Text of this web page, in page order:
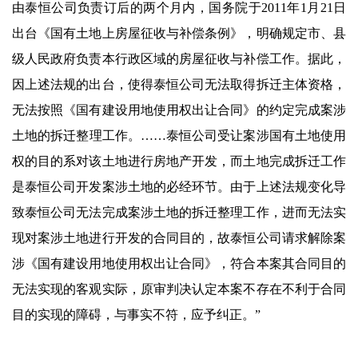
由泰恒公司负责订后的两个月内，国务院于2011年1月21日
出台《国有土地上房屋征收与补偿条例》，明确规定市、县
级人民政府负责本行政区域的房屋征收与补偿工作。据此，
因上述法规的出台，使得泰恒公司无法取得拆迁主体资格，
无法按照《国有建设用地使用权出让合同》的约定完成案涉
土地的拆迁整理工作。……泰恒公司受让案涉国有土地使用
权的目的系对该土地进行房地产开发，而土地完成拆迁工作
是泰恒公司开发案涉土地的必经环节。由于上述法规变化导
致泰恒公司无法完成案涉土地的拆迁整理工作，进而无法实
现对案涉土地进行开发的合同目的，故泰恒公司请求解除案
涉《国有建设用地使用权出让合同》，符合本案其合同目的
无法实现的客观实际，原审判决认定本案不存在不利于合同
目的实现的障碍，与事实不符，应予纠正。”